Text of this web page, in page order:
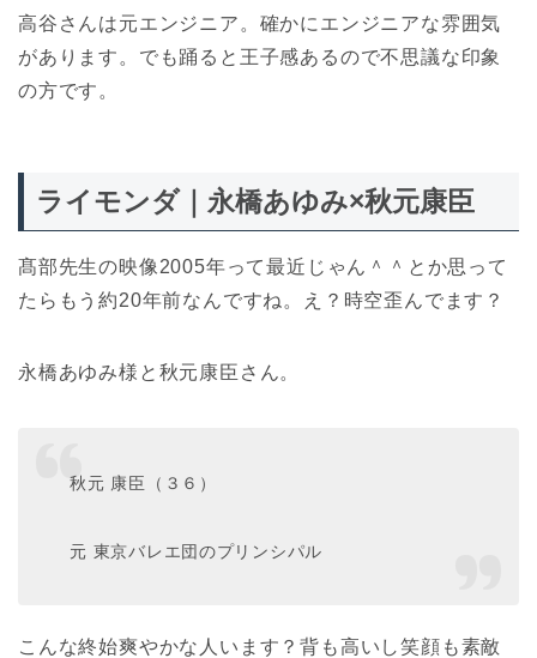
高谷さんは元エンジニア。確かにエンジニアな雰囲気
があります。でも踊ると王子感あるので不思議な印象
の方です。
ライモンダ｜永橋あゆみ×秋元康臣
髙部先生の映像2005年って最近じゃん＾＾とか思って
たらもう約20年前なんですね。え？時空歪んでます？
永橋あゆみ様と秋元康臣さん。
秋元 康臣（３６）
元 東京バレエ団のプリンシパル
こんな終始爽やかな人います？背も高いし笑顔も素敵